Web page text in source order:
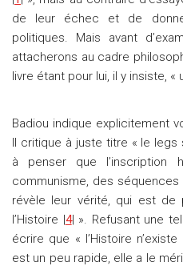
de leur échec et de
politiques. Mais avant
attacherons au cadre
livre étant pour lui, il y insiste, «
Badiou indique explicitement
Il critique à juste titre « le
à penser que l’inscription
communisme, des
révèle leur vérité, qui est
l’Histoire |4| ». Refusant une
écrire que « l’Histoire n’existe
est un peu rapide, elle a le